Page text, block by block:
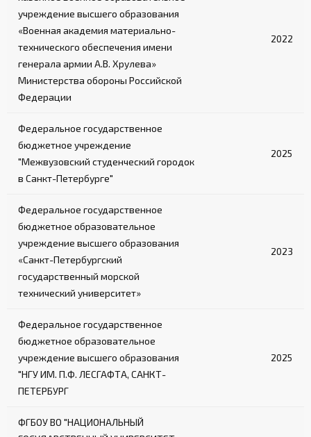
учреждение высшего образования
«Военная академия материально-
технического обеспечения имени
генерала армии А.В. Хрулева»
Министерства обороны Российской
Федерации
2022
Федеральное государственное
бюджетное учреждение
"Межвузовский студенческий городок
в Санкт-Петербурге"
2025
Федеральное государственное
бюджетное образовательное
учреждение высшего образования
«Санкт-Петербургский
государственный морской
технический университет»
2023
Федеральное государственное
бюджетное образовательное
учреждение высшего образования
"НГУ ИМ. П.Ф. ЛЕСГАФТА, САНКТ-
ПЕТЕРБУРГ
2025
ФГБОУ ВО "НАЦИОНАЛЬНЫЙ